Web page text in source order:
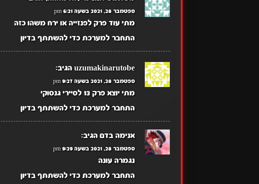
ספטמבר 28, 2021 בשעה 6:21 pm
מתי עוד פרק לפנזייה או ירח משהו כזה
התחבר למערכת כדי להשתתף בדיון
uzumakinarutobe הגיב:
ספטמבר 28, 2021 בשעה 9:27 pm
מתי יוצא פרק 13 לסיירי גנסוקי
התחבר למערכת כדי להשתתף בדיון
אנימה בדם הגיב:
ספטמבר 28, 2021 בשעה 9:29 pm
נגמרה עונה
התחבר למערכת כדי להשתתף בדיון